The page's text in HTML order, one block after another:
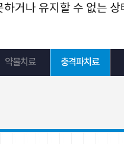
하거나 유지할 수 없는 상
약물치료 충격파치료